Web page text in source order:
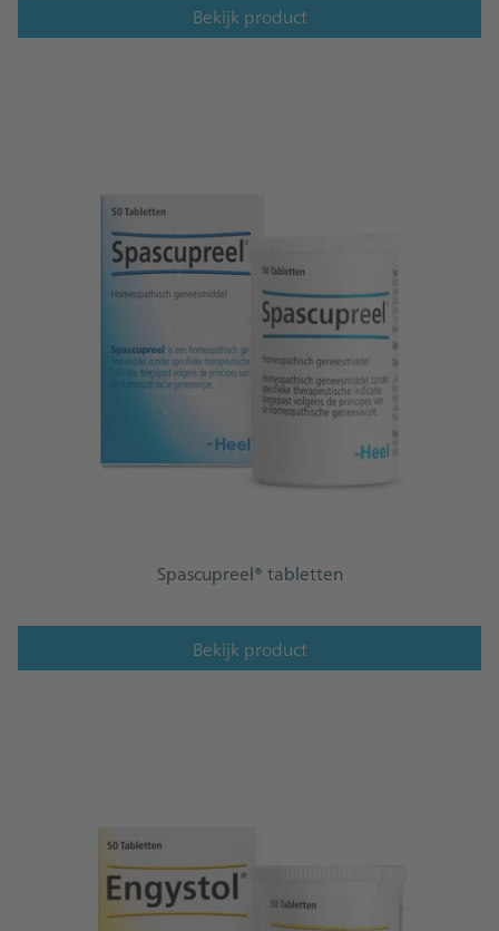
Bekijk product
Spascupreel® tabletten
Bekijk product